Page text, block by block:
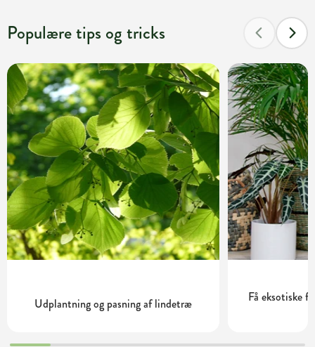
Populære tips og tricks
Udplantning og pasning af lindetræ Få eksotiske